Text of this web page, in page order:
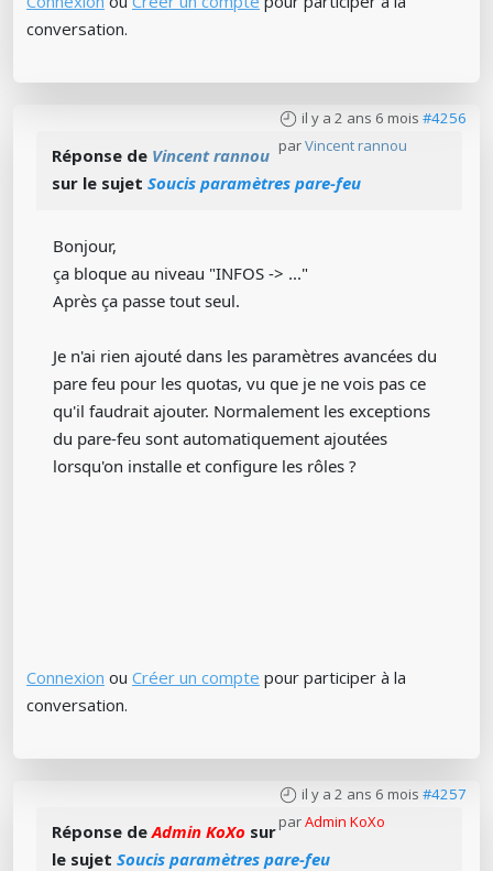
conversation.
il y a 2 ans 6 mois #4256
parVincent rannou
Réponse de Vincent rannou
sur le sujet Soucis paramètres pare-feu
Bonjour,
ça bloque au niveau "INFOS -> ..."
Après ça passe tout seul.
Je n'ai rien ajouté dans les paramètres avancées du
pare feu pour les quotas, vu que je ne vois pas ce
qu'il faudrait ajouter. Normalement les exceptions
du pare-feu sont automatiquement ajoutées
lorsqu'on installe et configure les rôles ?
Connexion ou Créer un compte pour participer à la
conversation.
il y a 2 ans 6 mois #4257
parAdmin KoXo
Réponse deAdmin KoXo sur
le sujet Soucis paramètres pare-feu